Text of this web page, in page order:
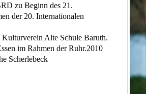
zu Beginn des 21.
der 20. Internationalen
Alte Schule Baruth.
im Rahmen der Ruhr.2010
Scherlebeck